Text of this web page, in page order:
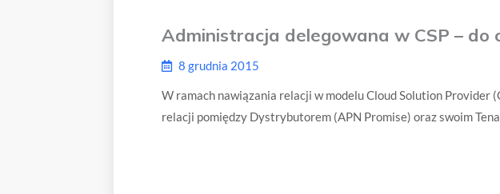
Administracja delegowana w CSP – do
8 grudnia 2015
W ramach nawiązania relacji w modelu Cloud Solution
relacji pomiędzy Dystrybutorem (APN Promise) oraz swoim